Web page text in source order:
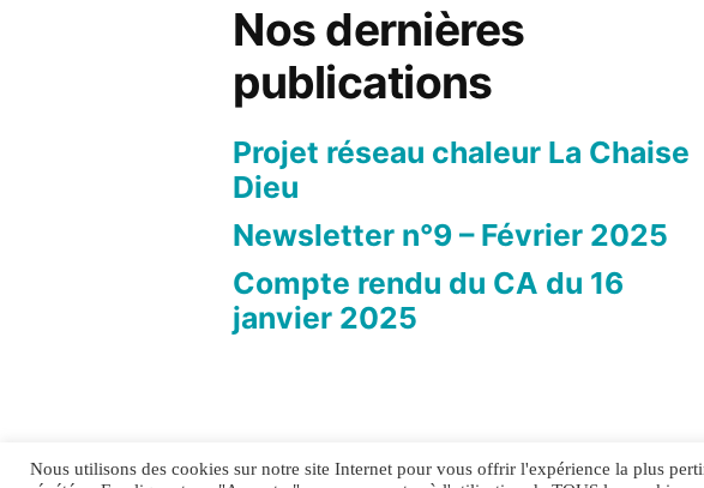
Nos dernières
publications
Projet réseau chaleur La Chaise
Dieu
Newsletter n°9 – Février 2025
Compte rendu du CA du 16
janvier 2025
TOI&TOITS Politique de confidentialité
Nous utilisons des cookies sur notre site Internet pour vous offrir l'expérience la plus